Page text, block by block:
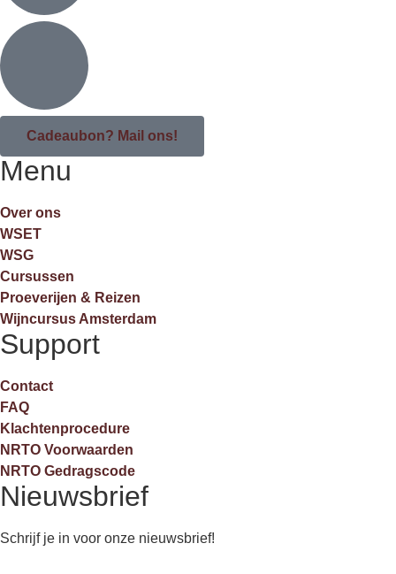
Cadeaubon? Mail ons!
Menu
Over ons
WSET
WSG
Cursussen
Proeverijen & Reizen
Wijncursus Amsterdam
Support
Contact
FAQ
Klachtenprocedure
NRTO Voorwaarden
NRTO Gedragscode
Nieuwsbrief
Schrijf je in voor onze nieuwsbrief!